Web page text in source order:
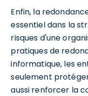
Enfin, la
essentiel dans la
risques d'une
pratiques de
informatique, les
seulement
aussi renforcer la